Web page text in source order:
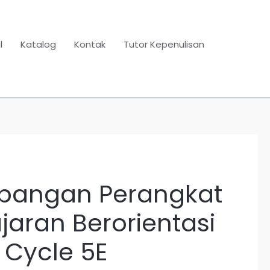
Katalog Kontak Tutor Kepenulisan
Perangkat
Berorientasi
5E